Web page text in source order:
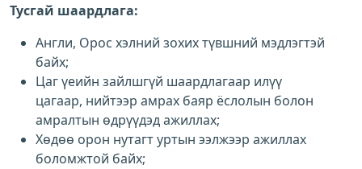
Тусгай шаардлага:
Англи, Орос хэлний зохих түвшний мэдлэгтэй
байх;
Цаг үеийн зайлшгүй шаардлагаар илүү
цагаар, нийтээр амрах баяр ёслолын болон
амралтын өдрүүдэд ажиллах;
Хөдөө орон нутагт уртын ээлжээр ажиллах
боломжтой байх;